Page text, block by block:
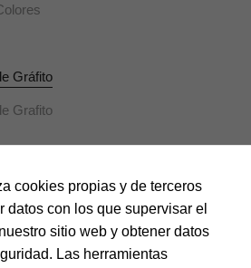
Gráfito
Grafito
cookies propias y de terceros
datos con los que supervisar el
sitio web y obtener datos
Las herramientas